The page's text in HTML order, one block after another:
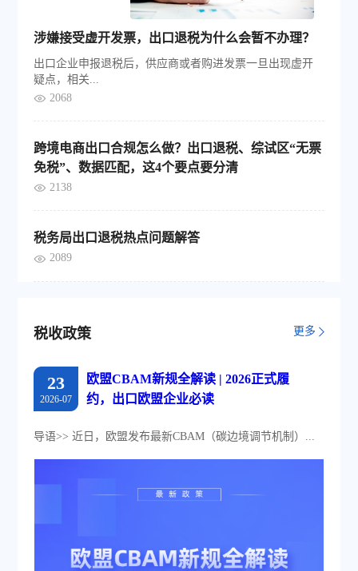
涉嫌接受虚开发票，出口退税为什么会暂不办理？
出口企业申报退税后，供应商或者购进发票一旦出现虚开
疑点，相关...
2068
跨境电商出口合规怎么做？出口退税、综试区“无票
免税”、数据匹配，这4个要点要分清
2138
税务局出口退税热点问题解答
2089
税收政策 更多
23
2026-07
欧盟CBAM新规全解读 | 2026正式履
约，出口欧盟企业必读
导语>> 近日，欧盟发布最新CBAM（碳边境调节机制）...